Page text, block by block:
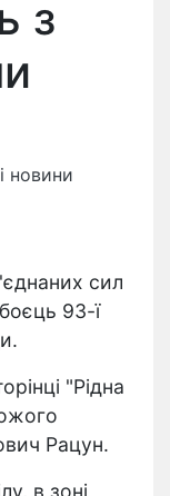
з
новини
сил
93-ї
"Рідна
Рацун.
в зоні